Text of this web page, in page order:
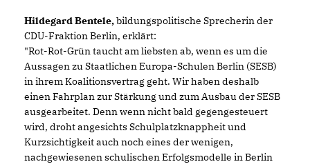
Hildegard Bentele,bildungspolitische Sprecherin der
CDU-Fraktion Berlin, erklärt:
"Rot-Rot-Grün taucht am liebsten ab, wenn es um die
Aussagen zu Staatlichen Europa-Schulen Berlin (SESB)
in ihrem Koalitionsvertrag geht. Wir haben deshalb
einen Fahrplan zur Stärkung und zum Ausbau der SESB
ausgearbeitet. Denn wenn nicht bald gegengesteuert
wird, droht angesichts Schulplatzknappheit und
Kurzsichtigkeit auch noch eines der wenigen,
nachgewiesenen schulischen Erfolgsmodelle in Berlin